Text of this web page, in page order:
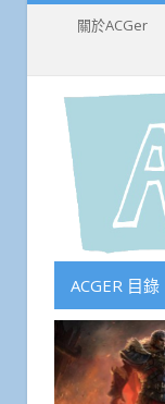
關於ACGer
ACGER 目錄